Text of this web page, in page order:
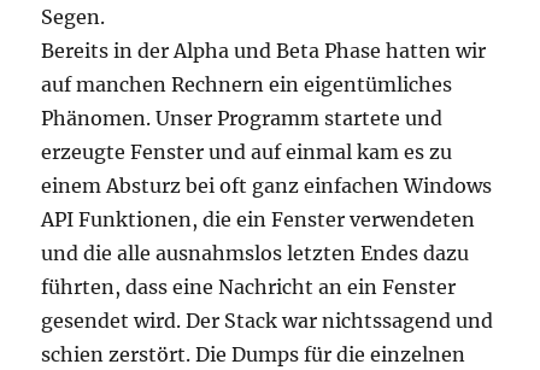
Segen.
Bereits in der Alpha und Beta Phase hatten wir
auf manchen Rechnern ein eigentümliches
Phänomen. Unser Programm startete und
erzeugte Fenster und auf einmal kam es zu
einem Absturz bei oft ganz einfachen Windows
API Funktionen, die ein Fenster verwendeten
und die alle ausnahmslos letzten Endes dazu
führten, dass eine Nachricht an ein Fenster
gesendet wird. Der Stack war nichtssagend und
schien zerstört. Die Dumps für die einzelnen